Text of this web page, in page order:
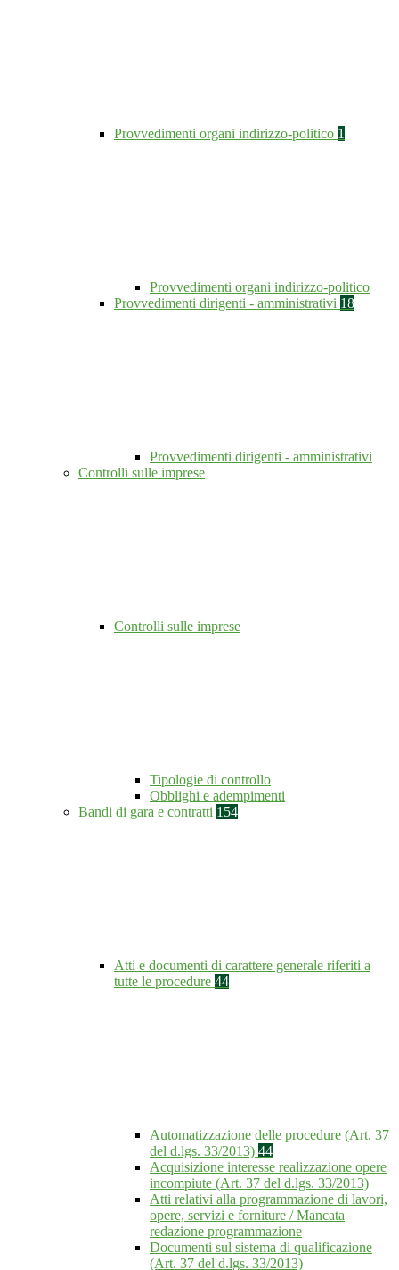
Provvedimenti organi indirizzo-politico 1
Provvedimenti organi indirizzo-politico
Provvedimenti dirigenti - amministrativi 18
Provvedimenti dirigenti - amministrativi
Controlli sulle imprese
Controlli sulle imprese
Tipologie di controllo
Obblighi e adempimenti
Bandi di gara e contratti 154
Atti e documenti di carattere generale riferiti a
tutte le procedure 44
Automatizzazione delle procedure (Art. 37
del d.lgs. 33/2013) 44
Acquisizione interesse realizzazione opere
incompiute (Art. 37 del d.lgs. 33/2013)
Atti relativi alla programmazione di lavori,
opere, servizi e forniture / Mancata
redazione programmazione
Documenti sul sistema di qualificazione
(Art. 37 del d.lgs. 33/2013)